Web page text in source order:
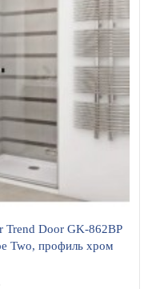
Trend Door GK-862BP
Two, профиль хром